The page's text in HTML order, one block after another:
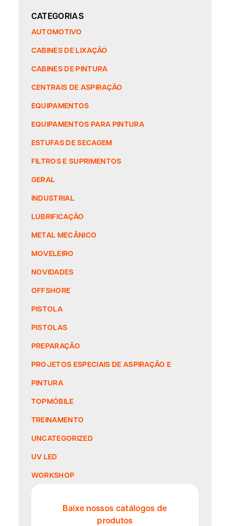
CATEGORIAS
AUTOMOTIVO
CABINES DE LIXAÇÃO
CABINES DE PINTURA
CENTRAIS DE ASPIRAÇÃO
EQUIPAMENTOS
EQUIPAMENTOS PARA PINTURA
ESTUFAS DE SECAGEM
FILTROS E SUPRIMENTOS
GERAL
INDUSTRIAL
LUBRIFICAÇÃO
METAL MECÂNICO
MOVELEIRO
NOVIDADES
OFFSHORE
PISTOLA
PISTOLAS
PREPARAÇÃO
PROJETOS ESPECIAIS DE ASPIRAÇÃO E
PINTURA
TOPMÓBILE
TREINAMENTO
UNCATEGORIZED
UV LED
WORKSHOP
Baixe nossos catálogos de
produtos